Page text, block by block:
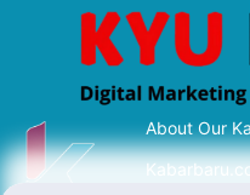
About Our